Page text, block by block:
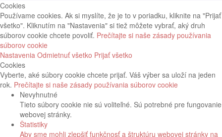
Cookies
Používame cookies. Ak si myslíte, že je to v poriadku, kliknite na "Prijať
všetko". Kliknutím na "Nastavenia" si tiež môžete vybrať, aký druh
súborov cookie chcete povoliť. Prečítajte si naše zásady používania
súborov cookie
Nastavenia Odmietnuť všetko Prijať všetko
Cookies
Vyberte, aké súbory cookie chcete prijať. Váš výber sa uloží na jeden
rok. Prečítajte si naše zásady používania súborov cookie
Nevyhnutné
Tieto súbory cookie nie sú voliteľné. Sú potrebné pre fungovanie
webovej stránky.
Štatistiky
Aby sme mohli zlepšiť funkčnosť a štruktúru webovej stránky na